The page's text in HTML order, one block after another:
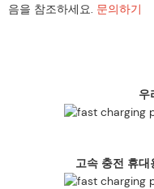
음을 참조하세요. 문의하기
우
고속 충전 휴